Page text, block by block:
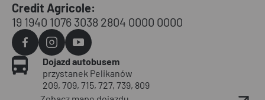
Credit Agricole:
19 1940 1076 3038 2804 0000 0000
Agvo
Facebook
Agvo
Instagram
Agvo
YouTube
Dojazd autobusem
przystanek Pelikanów
209, 709, 715, 727, 739, 809